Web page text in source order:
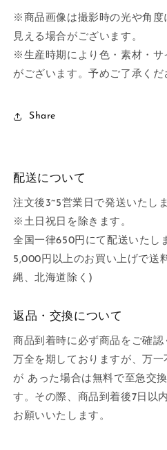
※商品画像は撮影時の光や角度
見える場合がございます。
※生産時期により色・素材・サ
がございます。予めご了承くだ
Share
配送について
注文後3~5営業日で発送いたし
※土日祝日を除きます。
全国一律650円にて配送いたし
5,000円以上のお買い上げで送
縄、北海道除く)
返品・交換について
商品到着時に必ず商品をご確
万全を期しておりますが、万
が あった場合は無料で至急交
す。その際、商品到着後7日以
お願いいたします。